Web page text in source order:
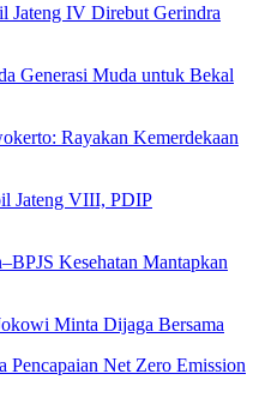
Jateng IV Direbut Gerindra
Generasi Muda untuk Bekal
Rayakan Kemerdekaan
Jateng VIII, PDIP
Kesehatan Mantapkan
Minta Dijaga Bersama
Net Zero Emission